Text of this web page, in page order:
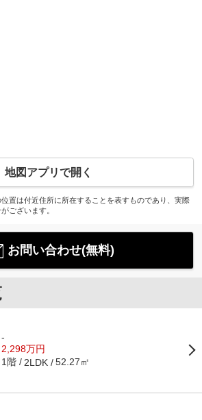
地図アプリで開く
置は付近住所に所在することを表すものであり、実際
ございます。
お問い合わせ(無料)
-
2,298万円
1階 2LDK 52.27㎡